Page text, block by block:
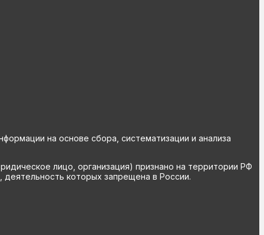
на основе сбора, систематизации и анализа
лицо, организация) признано на территории РФ
которых запрещена в России.